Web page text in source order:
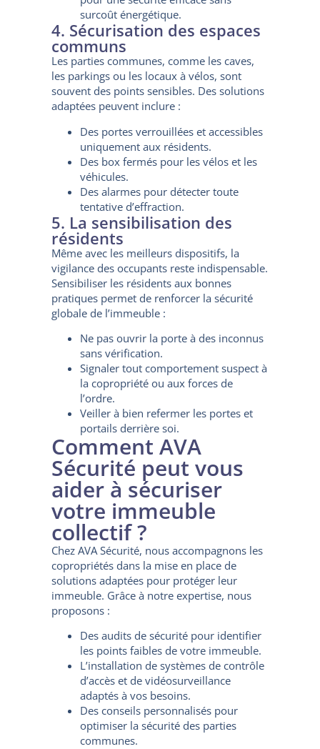
surcoût énergétique.
4. Sécurisation des espaces
communs
Les parties communes, comme les caves,
les parkings ou les locaux à vélos, sont
souvent des points sensibles. Des solutions
adaptées peuvent inclure :
Des portes verrouillées et accessibles
uniquement aux résidents.
Des box fermés pour les vélos et les
véhicules.
Des alarmes pour détecter toute
tentative d’effraction.
5. La sensibilisation des
résidents
Même avec les meilleurs dispositifs, la
vigilance des occupants reste indispensable.
Sensibiliser les résidents aux bonnes
pratiques permet de renforcer la sécurité
globale de l’immeuble :
Ne pas ouvrir la porte à des inconnus
sans vérification.
Signaler tout comportement suspect à
la copropriété ou aux forces de
l’ordre.
Veiller à bien refermer les portes et
portails derrière soi.
Comment AVA
Sécurité peut vous
aider à sécuriser
votre immeuble
collectif ?
Chez AVA Sécurité, nous accompagnons les
copropriétés dans la mise en place de
solutions adaptées pour protéger leur
immeuble. Grâce à notre expertise, nous
proposons :
Des audits de sécurité pour identifier
les points faibles de votre immeuble.
L’installation de systèmes de contrôle
d’accès et de vidéosurveillance
adaptés à vos besoins.
Des conseils personnalisés pour
optimiser la sécurité des parties
communes.